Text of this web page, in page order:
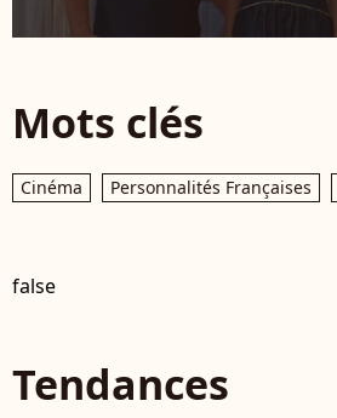
Mots clés
Cinéma Personnalités Françaises
false
Tendances